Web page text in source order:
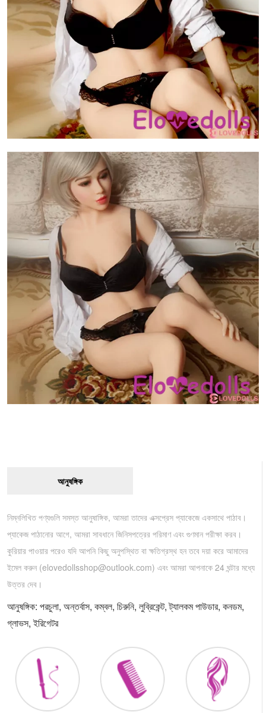
আনুষঙ্গিক
নিম্নলিখিত পণ্যগুলি সমস্ত আনুষাঙ্গিক, আমরা তাদের এক্সপ্রেস প্যাকেজে একসাথে পাঠাব।
প্যাকেজ পাঠানোর আগে, আমরা সাবধানে জিনিসপত্রের পরিমাণ এবং গুণমান পরীক্ষা করব।
কুরিয়ার পাওয়ার পরেও যদি আপনি কিছু অনুপস্থিত বা ক্ষতিগ্রস্থ হন তবে দয়া করে আমাদের
ইমেল করুন (elovedollsshop@outlook.com) এবং আমরা আপনাকে 24 ঘন্টার মধ্যে
উত্তর দেব।
আনুষঙ্গিক: পরচুলা, অন্তর্বাস, কম্বল, চিরুনি, লুব্রিকেন্ট, ট্যালকম পাউডার, কনডম,
গ্লাভস, ইরিগেটর